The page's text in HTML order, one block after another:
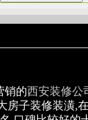
销的西安装修公
房子装修装潢,